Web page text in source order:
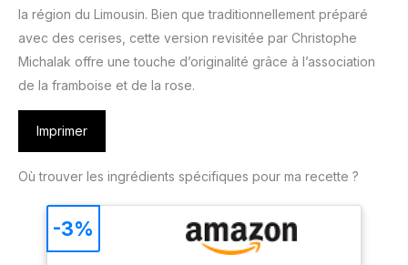
la région du Limousin. Bien que traditionnellement préparé
avec des cerises, cette version revisitée par Christophe
Michalak offre une touche d’originalité grâce à l’association
de la framboise et de la rose.
Imprimer
Où trouver les ingrédients spécifiques pour ma recette ?
-3%